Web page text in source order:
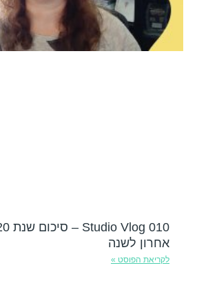
אחרון לשנה
לקריאת הפוסט »